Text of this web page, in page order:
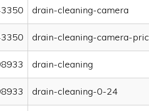
drain-cleaning-camera
drain-cleaning-camera-
drain-cleaning
drain-cleaning-0-24